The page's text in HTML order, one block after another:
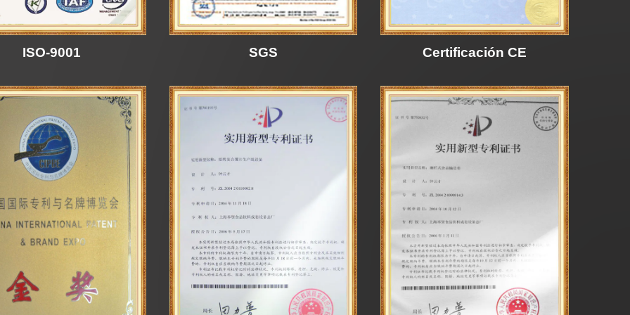
ISO-9001 SGS Certificación CE